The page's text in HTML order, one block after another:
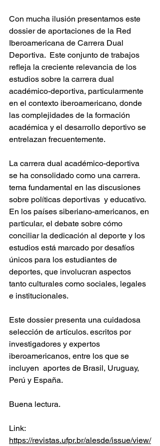
Con mucha ilusión presentamos este
dossier de aportaciones de la Red
Iberoamericana de Carrera Dual
Deportiva.  Este conjunto de trabajos
refleja la creciente relevancia de los
estudios sobre la carrera dual
académico-deportiva, particularmente
en el contexto iberoamericano, donde
las complejidades de la formación
académica y el desarrollo deportivo se
entrelazan frecuentemente.
La carrera dual académico-deportiva
se ha consolidado como una carrera.
tema fundamental en las discusiones
sobre políticas deportivas  y educativo.
En los países siberiano-americanos, en
particular, el debate sobre cómo
conciliar la dedicación al deporte y los
estudios está marcado por desafíos
únicos para los estudiantes de
deportes, que involucran aspectos
tanto culturales como sociales, legales
e institucionales.
Este dossier presenta una cuidadosa
selección de artículos. escritos por
investigadores y expertos
iberoamericanos, entre los que se
incluyen  aportes de Brasil, Uruguay,
Perú y España.
Buena lectura.
Link:
https://revistas.ufpr.br/alesde/issue/view/